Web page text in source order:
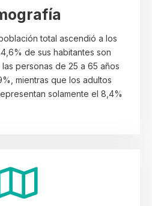
total ascendió a los
de sus habitantes son
personas de 25 a 65 años
mientras que los adultos
solamente el 8,4%